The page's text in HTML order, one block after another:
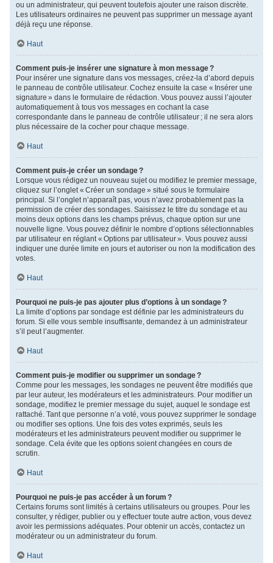
ou un administrateur, qui peuvent toutefois ajouter une raison discrète.
Les utilisateurs ordinaires ne peuvent pas supprimer un message ayant
déjà reçu une réponse.
Haut
Comment puis-je insérer une signature à mon message ?
Pour insérer une signature dans vos messages, créez-la d’abord depuis
le panneau de contrôle utilisateur. Cochez ensuite la case « Insérer une
signature » dans le formulaire de rédaction. Vous pouvez aussi l’ajouter
automatiquement à tous vos messages en cochant la case
correspondante dans le panneau de contrôle utilisateur ; il ne sera alors
plus nécessaire de la cocher pour chaque message.
Haut
Comment puis-je créer un sondage ?
Lorsque vous rédigez un nouveau sujet ou modifiez le premier message,
cliquez sur l’onglet « Créer un sondage » situé sous le formulaire
principal. Si l’onglet n’apparaît pas, vous n’avez probablement pas la
permission de créer des sondages. Saisissez le titre du sondage et au
moins deux options dans les champs prévus, chaque option sur une
nouvelle ligne. Vous pouvez définir le nombre d’options sélectionnables
par utilisateur en réglant « Options par utilisateur ». Vous pouvez aussi
indiquer une durée limite en jours et autoriser ou non la modification des
votes.
Haut
Pourquoi ne puis-je pas ajouter plus d’options à un sondage ?
La limite d’options par sondage est définie par les administrateurs du
forum. Si elle vous semble insuffisante, demandez à un administrateur
s’il peut l’augmenter.
Haut
Comment puis-je modifier ou supprimer un sondage ?
Comme pour les messages, les sondages ne peuvent être modifiés que
par leur auteur, les modérateurs et les administrateurs. Pour modifier un
sondage, modifiez le premier message du sujet, auquel le sondage est
rattaché. Tant que personne n’a voté, vous pouvez supprimer le sondage
ou modifier ses options. Une fois des votes exprimés, seuls les
modérateurs et les administrateurs peuvent modifier ou supprimer le
sondage. Cela évite que les options soient changées en cours de
scrutin.
Haut
Pourquoi ne puis-je pas accéder à un forum ?
Certains forums sont limités à certains utilisateurs ou groupes. Pour les
consulter, y rédiger, publier ou y effectuer toute autre action, vous devez
avoir les permissions adéquates. Pour obtenir un accès, contactez un
modérateur ou un administrateur du forum.
Haut